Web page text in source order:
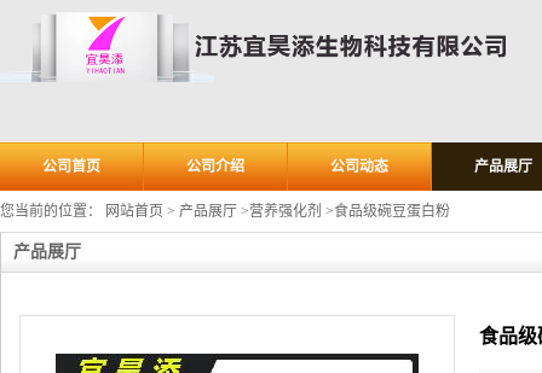
公司首页 公司介绍 公司动态 产品展厅
您当前的位置： 网站首页 > 产品展厅 >营养强化剂 >食品级碗豆蛋白粉
产品展厅
食品级